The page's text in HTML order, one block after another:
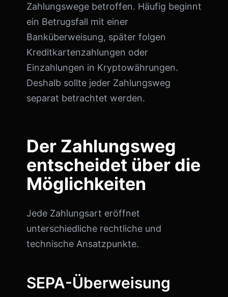
Zahlungswege betroffen. Häufig beginnt
ein Betrugsfall mit einer
Banküberweisung, später folgen
Kreditkartenzahlungen oder
Einzahlungen in Kryptowährungen.
Deshalb sollte jeder Zahlungsweg
separat betrachtet werden.
Der Zahlungsweg
entscheidet über die
Möglichkeiten
Jede Zahlungsart eröffnet
unterschiedliche rechtliche und
technische Ansatzpunkte.
SEPA-Überweisung